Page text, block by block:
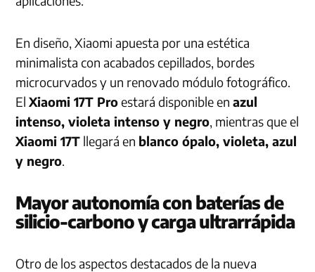
En diseño, Xiaomi apuesta por una estética
minimalista con acabados cepillados, bordes
microcurvados y un renovado módulo fotográfico.
ElXiaomi 17T Proestará disponible enazul
intenso, violeta intenso y negro, mientras que el
Xiaomi 17T llegará en blanco ópalo, violeta, azul
y negro.
Mayor autonomía con baterías de
silicio-carbono y carga ultrarrápida
Otro de los aspectos destacados de la nueva